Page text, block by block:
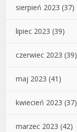
sierpień 2023 (37)
lipiec 2023 (39)
czerwiec 2023 (39)
maj 2023 (41)
kwiecień 2023 (37)
marzec 2023 (42)